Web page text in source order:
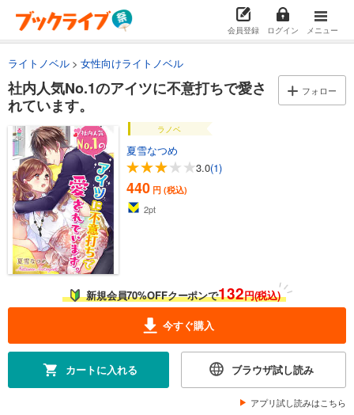
会員登録 ログイン メニュー
ライトノベル 女性向けライトノベル
社内人気No.1のアイツに不意打ちで愛さ
れています。
フォロー
ラノベ
夏雪なつめ
3.0(1)
440 円 (税込)
2pt
新規会員70%OFFクーポンで132円(税込)
今すぐ購入
カートに入れる ブラウザ試し読み
アプリ試し読みはこちら